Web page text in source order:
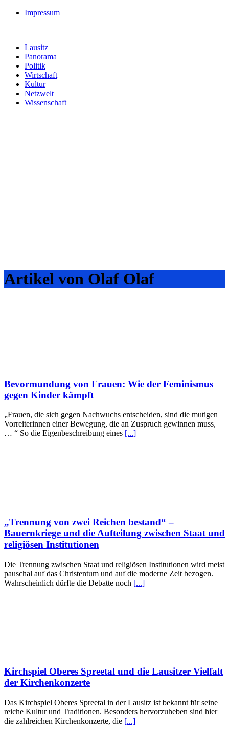
Impressum
Lausitz
Panorama
Politik
Wirtschaft
Kultur
Netzwelt
Wissenschaft
Artikel von Olaf Olaf
Bevormundung von Frauen: Wie der Feminismus
gegen Kinder kämpft
„Frauen, die sich gegen Nachwuchs entscheiden, sind die mutigen
Vorreiterinnen einer Bewegung, die an Zuspruch gewinnen muss,
… “ So die Eigenbeschreibung eines [...]
„Trennung von zwei Reichen bestand“ –
Bauernkriege und die Aufteilung zwischen Staat und
religiösen Institutionen
Die Trennung zwischen Staat und religiösen Institutionen wird meist
pauschal auf das Christentum und auf die moderne Zeit bezogen.
Wahrscheinlich dürfte die Debatte noch [...]
Kirchspiel Oberes Spreetal und die Lausitzer Vielfalt
der Kirchenkonzerte
Das Kirchspiel Oberes Spreetal in der Lausitz ist bekannt für seine
reiche Kultur und Traditionen. Besonders hervorzuheben sind hier
die zahlreichen Kirchenkonzerte, die [...]